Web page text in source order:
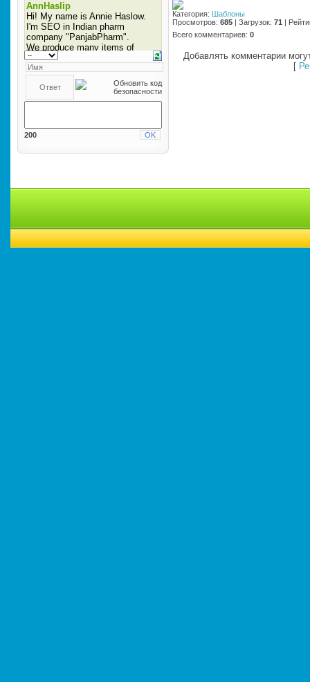
200
Категория: Шаблоны
Просмотров: 685 | Загрузок: 71 |
Всего комментариев: 0
Добавлять комментарии
[